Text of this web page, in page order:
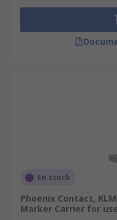
En stock
Phoenix Contact,
Marker Carrier for